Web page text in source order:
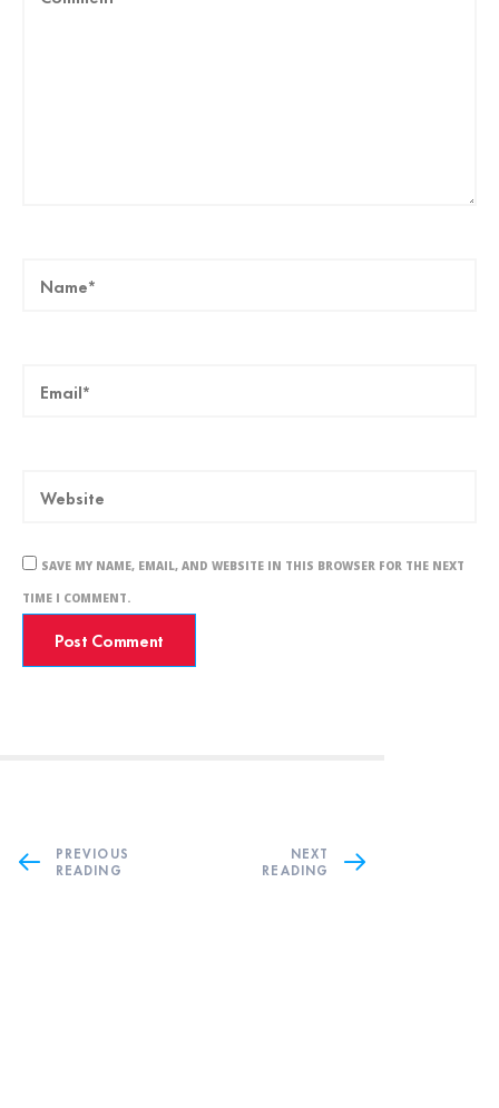
SAVE MY NAME, EMAIL, AND WEBSITE IN THIS BROWSER FOR THE NEXT
TIME I COMMENT.
PREVIOUS
READING
NEXT
READING